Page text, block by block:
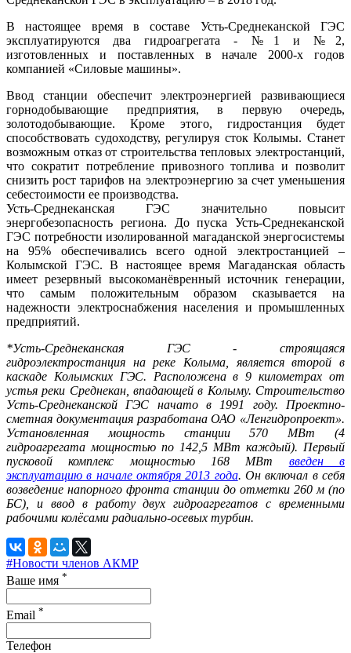
В настоящее время в составе Усть-Среднеканской ГЭС
эксплуатируются два гидроагрегата - №1 и №2,
изготовленных и поставленных в начале 2000-х годов
компанией «Силовые машины».
Ввод станции обеспечит электроэнергией развивающиеся
горнодобывающие предприятия, в первую очередь,
золотодобывающие. Кроме этого, гидростанция будет
способствовать судоходству, регулируя сток Колымы. Станет
возможным отказ от строительства тепловых электростанций,
что сократит потребление привозного топлива и позволит
снизить рост тарифов на электроэнергию за счет уменьшения
себестоимости ее производства.
Усть-Среднеканская ГЭС значительно повысит
энергобезопасность региона. До пуска Усть-Среднеканской
ГЭС потребности изолированной магаданской энергосистемы
на 95% обеспечивались всего одной электростанцией –
Колымской ГЭС. В настоящее время Магаданская область
имеет резервный высокоманёвренный источник генерации,
что самым положительным образом сказывается на
надежности электроснабжения населения и промышленных
предприятий.
*Усть-Среднеканская ГЭС - строящаяся
гидроэлектростанция на реке Колыма, является второй в
каскаде Колымских ГЭС. Расположена в 9 километрах от
устья реки Среднекан, впадающей в Колыму. Строительство
Усть-Среднеканской ГЭС начато в 1991 году. Проектно-
сметная документация разработана ОАО «Ленгидропроект».
Установленная мощность станции 570 МВт (4
гидроагрегата мощностью по 142,5 МВт каждый). Первый
пусковой комплекс мощностью 168 МВт введен в
эксплуатацию в начале октября 2013 года. Он включал в себя
возведение напорного фронта станции до отметки 260 м (по
БС), и ввод в работу двух гидроагрегатов с временными
рабочими колёсами радиально-осевых турбин.
#Новости членов АКМР
Ваше имя *
Email *
Телефон